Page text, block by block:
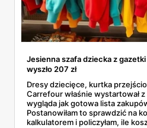
Jesienna szafa dziecka z
wyszło 207 zł
Dresy dziecięce, kurtka
Carrefour właśnie wystartował
wygląda jak gotowa lista
Postanowiłam to sprawdzić na
kalkulatorem i policzyłam, ile